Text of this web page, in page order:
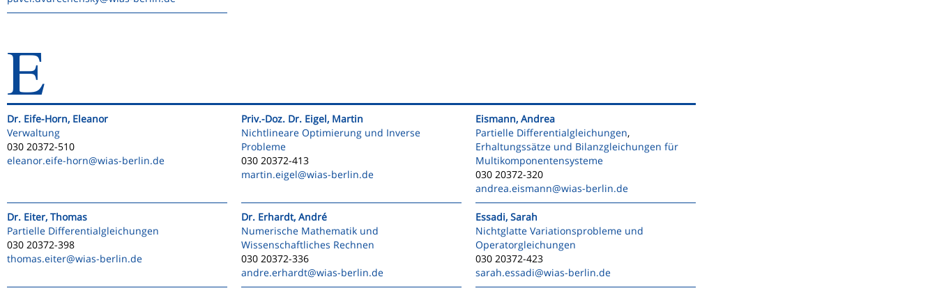
E
Dr. Eife-Horn, Eleanor
Verwaltung
030 20372-510
eleanor.eife-horn@wias-berlin.de
Priv.-Doz. Dr. Eigel, Martin
Nichtlineare Optimierung und Inverse
Probleme
030 20372-413
martin.eigel@wias-berlin.de
Eismann, Andrea
Partielle Differentialgleichungen,
Erhaltungssätze und Bilanzgleichungen für
Multikomponentensysteme
030 20372-320
andrea.eismann@wias-berlin.de
Dr. Eiter, Thomas
Partielle Differentialgleichungen
030 20372-398
thomas.eiter@wias-berlin.de
Dr. Erhardt, André
Numerische Mathematik und
Wissenschaftliches Rechnen
030 20372-336
andre.erhardt@wias-berlin.de
Essadi, Sarah
Nichtglatte Variationsprobleme und
Operatorgleichungen
030 20372-423
sarah.essadi@wias-berlin.de